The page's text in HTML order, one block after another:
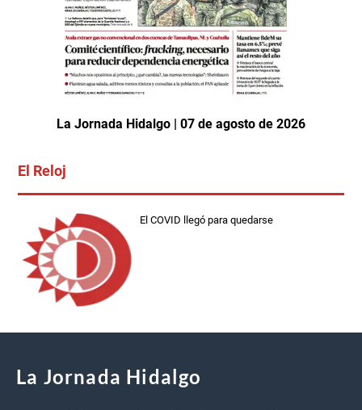
La Jornada Hidalgo | 07 de agosto de 2026
El Reloj
El COVID llegó para quedarse
La Jornada Hidalgo